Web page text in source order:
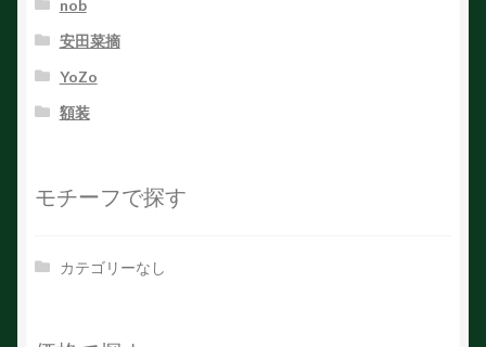
nob
安田菜摘
YoZo
額装
モチーフで探す
カテゴリーなし